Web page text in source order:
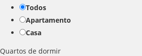
Todos
Apartamento
Casa
Quartos de dormir